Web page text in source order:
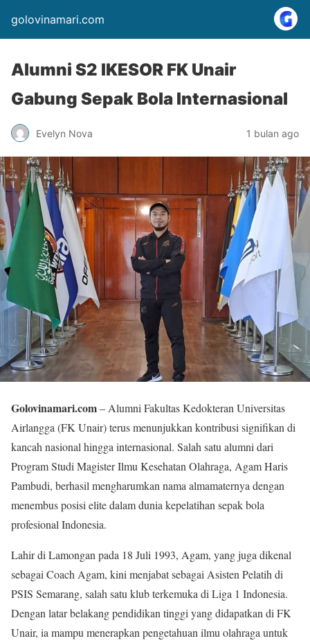
golovinamari.com
Alumni S2 IKESOR FK Unair
Gabung Sepak Bola Internasional
Evelyn Nova 1 bulan ago
Golovinamari.com– Alumni Fakultas Kedokteran Universitas
Airlangga (FK Unair) terus menunjukkan kontribusi signifikan di
kancah nasional hingga internasional. Salah satu alumni dari
Program Studi Magister Ilmu Kesehatan Olahraga, Agam Haris
Pambudi, berhasil mengharumkan nama almamaternya dengan
menembus posisi elite dalam dunia kepelatihan sepak bola
profesional Indonesia.
Lahir di Lamongan pada 18 Juli 1993, Agam, yang juga dikenal
sebagai Coach Agam, kini menjabat sebagai Asisten Pelatih di
PSIS Semarang, salah satu klub terkemuka di Liga 1 Indonesia.
Dengan latar belakang pendidikan tinggi yang didapatkan di FK
Unair, ia mampu menerapkan pengetahuan ilmu olahraga untuk